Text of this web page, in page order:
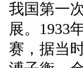
我国第一
展。1933
赛，据当